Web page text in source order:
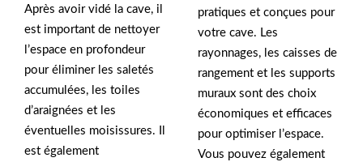
Après avoir vidé la cave, il
est important de nettoyer
l’espace en profondeur
pour éliminer les saletés
accumulées, les toiles
d’araignées et les
éventuelles moisissures. Il
est également
pratiques et conçues pour
votre cave. Les
rayonnages, les caisses de
rangement et les supports
muraux sont des choix
économiques et efficaces
pour optimiser l’espace.
Vous pouvez également